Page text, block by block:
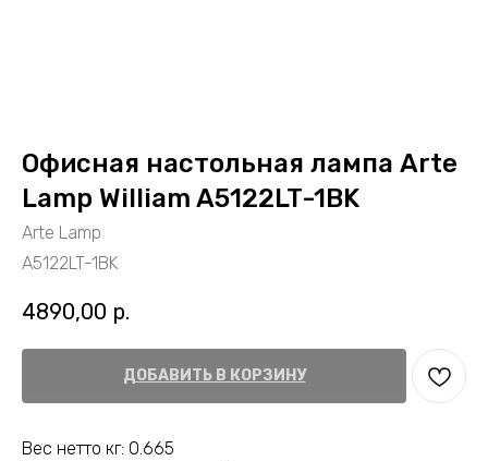
Офисная настольная лампа Arte
Lamp William A5122LT-1BK
Arte Lamp
A5122LT-1BK
4890,00 р.
ДОБАВИТЬ В КОРЗИНУ
Вес нетто кг: 0.665